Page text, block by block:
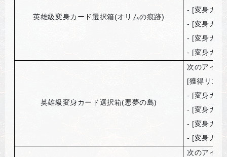
英雄級変身カード選択箱(オリムの痕跡)
- [変身カー
- [変身カー
- [変身カー
- [変身カー
英雄級変身カード選択箱(悪夢の島)
次のアイテ
[獲得リス
- [変身カー
- [変身カー
- [変身カー
- [変身カー
次のアイテ